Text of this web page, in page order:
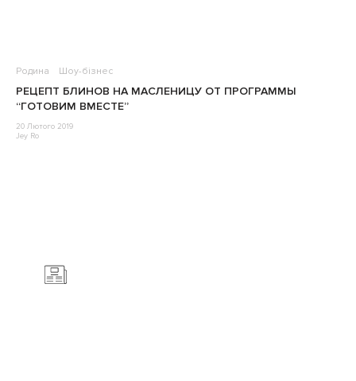
Родина Шоу-бізнес
РЕЦЕПТ БЛИНОВ НА МАСЛЕНИЦУ ОТ ПРОГРАММЫ
“ГОТОВИМ ВМЕСТЕ”
20 Лютого 2019
Jey Ro